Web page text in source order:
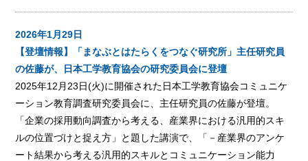
2026年1月29日
【登壇情報】「まなぶとはたらくをつなぐ研究所」主任研究員
の佐藤が、日本工学教育協会の研究委員会に登壇
2025年12月23日(火)に開催された日本工学教育協会コミュニケ
ーション教育調査研究委員会に、主任研究員の佐藤が登壇。
「企業の採用動向調査から考える、産業界における汎用的スキ
ルの位置づけと捉え方」と題した講演で、「－産業界のアンケ
ート結果から考える汎用的スキルとコミュニケーション能力